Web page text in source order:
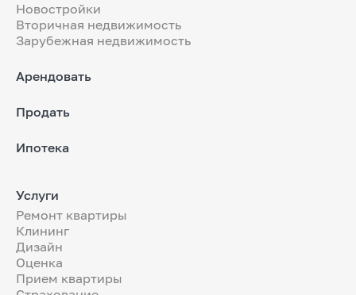
Новостройки
Вторичная недвижимость
Зарубежная недвижимость
Арендовать
Продать
Ипотека
Услуги
Ремонт квартиры
Клининг
Дизайн
Оценка
Прием квартиры